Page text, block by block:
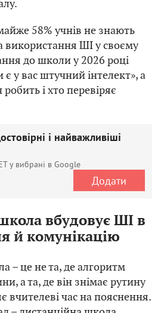
58% учнів не знають
використання ШІ у своєму
до школи у 2026 році
є у вас штучний інтелект», а
і хто перевіряє
і найважливіші
у вибрані в Google
Додати
вбудовує ШІ в
й комунікацію
– це не та, де алгоритм
а та, де він знімає рутину
вчителеві час на пояснення.